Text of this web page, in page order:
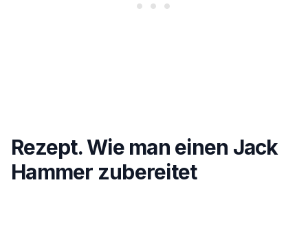
Rezept. Wie man einen Jack
Hammer zubereitet